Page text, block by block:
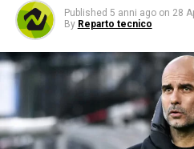
Published 5 anni ago on 28
By Reparto tecnico